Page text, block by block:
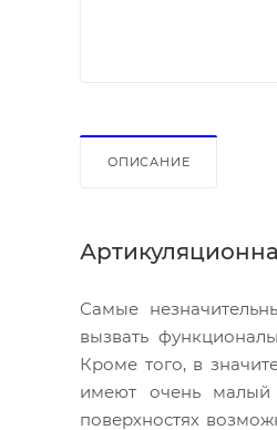
ОПИСАНИЕ
Самые
вызвать
Кроме того, в
имеют очень малый
поверхностях